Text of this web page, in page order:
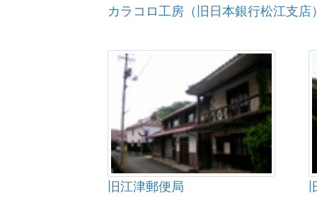
カラコロ工房（旧日本銀行松江支店
旧江津郵便局